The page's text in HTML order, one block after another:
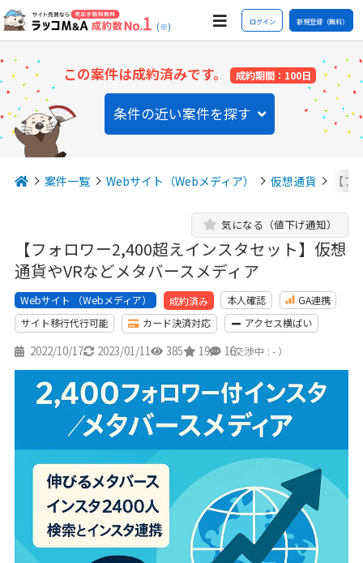
(※) ログイン 新規登録（無料）
この案件は成約済みです。 成約期間：100日
条件の近い案件を探す
案件一覧 Webサイト（Webメディア） 仮想通貨 【
【フォロワー2,400超えインスタセット】仮想
通貨やVRなどメタバースメディア
気になる（値下げ通知）
Webサイト （Webメディア） 成約済み 本人確認
GA連携
サイト移行代行可能
カード決済対応 アクセス横ばい
2022/10/17 2023/01/11 385 19 16
（交渉中 : - ）